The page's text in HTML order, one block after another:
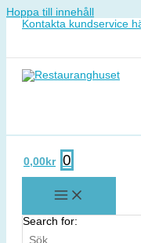
Hoppa till innehåll
Kontakta kundservice
0,00 kr 0
Search for: